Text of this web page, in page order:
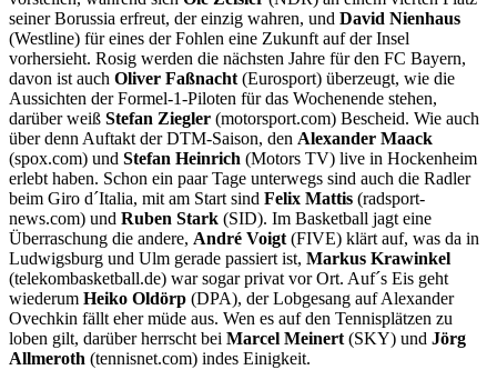
seiner Borussia erfreut, der einzig wahren, und David Nienhaus
(Westline) für eines der Fohlen eine Zukunft auf der Insel
vorhersieht. Rosig werden die nächsten Jahre für den FC Bayern,
davon ist auch Oliver Faßnacht (Eurosport) überzeugt, wie die
Aussichten der Formel-1-Piloten für das Wochenende stehen,
darüber weiß Stefan Ziegler (motorsport.com) Bescheid. Wie auch
über denn Auftakt der DTM-Saison, den Alexander Maack
(spox.com) und Stefan Heinrich (Motors TV) live in Hockenheim
erlebt haben. Schon ein paar Tage unterwegs sind auch die Radler
beim Giro d´Italia, mit am Start sind Felix Mattis (radsport-
news.com) und Ruben Stark (SID). Im Basketball jagt eine
Überraschung die andere, André Voigt (FIVE) klärt auf, was da in
Ludwigsburg und Ulm gerade passiert ist, Markus Krawinkel
(telekombasketball.de) war sogar privat vor Ort. Auf´s Eis geht
wiederum Heiko Oldörp (DPA), der Lobgesang auf Alexander
Ovechkin fällt eher müde aus. Wen es auf den Tennisplätzen zu
loben gilt, darüber herrscht bei Marcel Meinert (SKY) und Jörg
Allmeroth (tennisnet.com) indes Einigkeit.